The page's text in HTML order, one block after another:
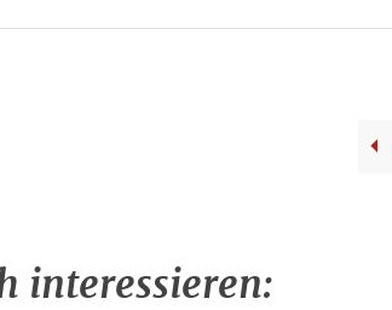
interessieren: